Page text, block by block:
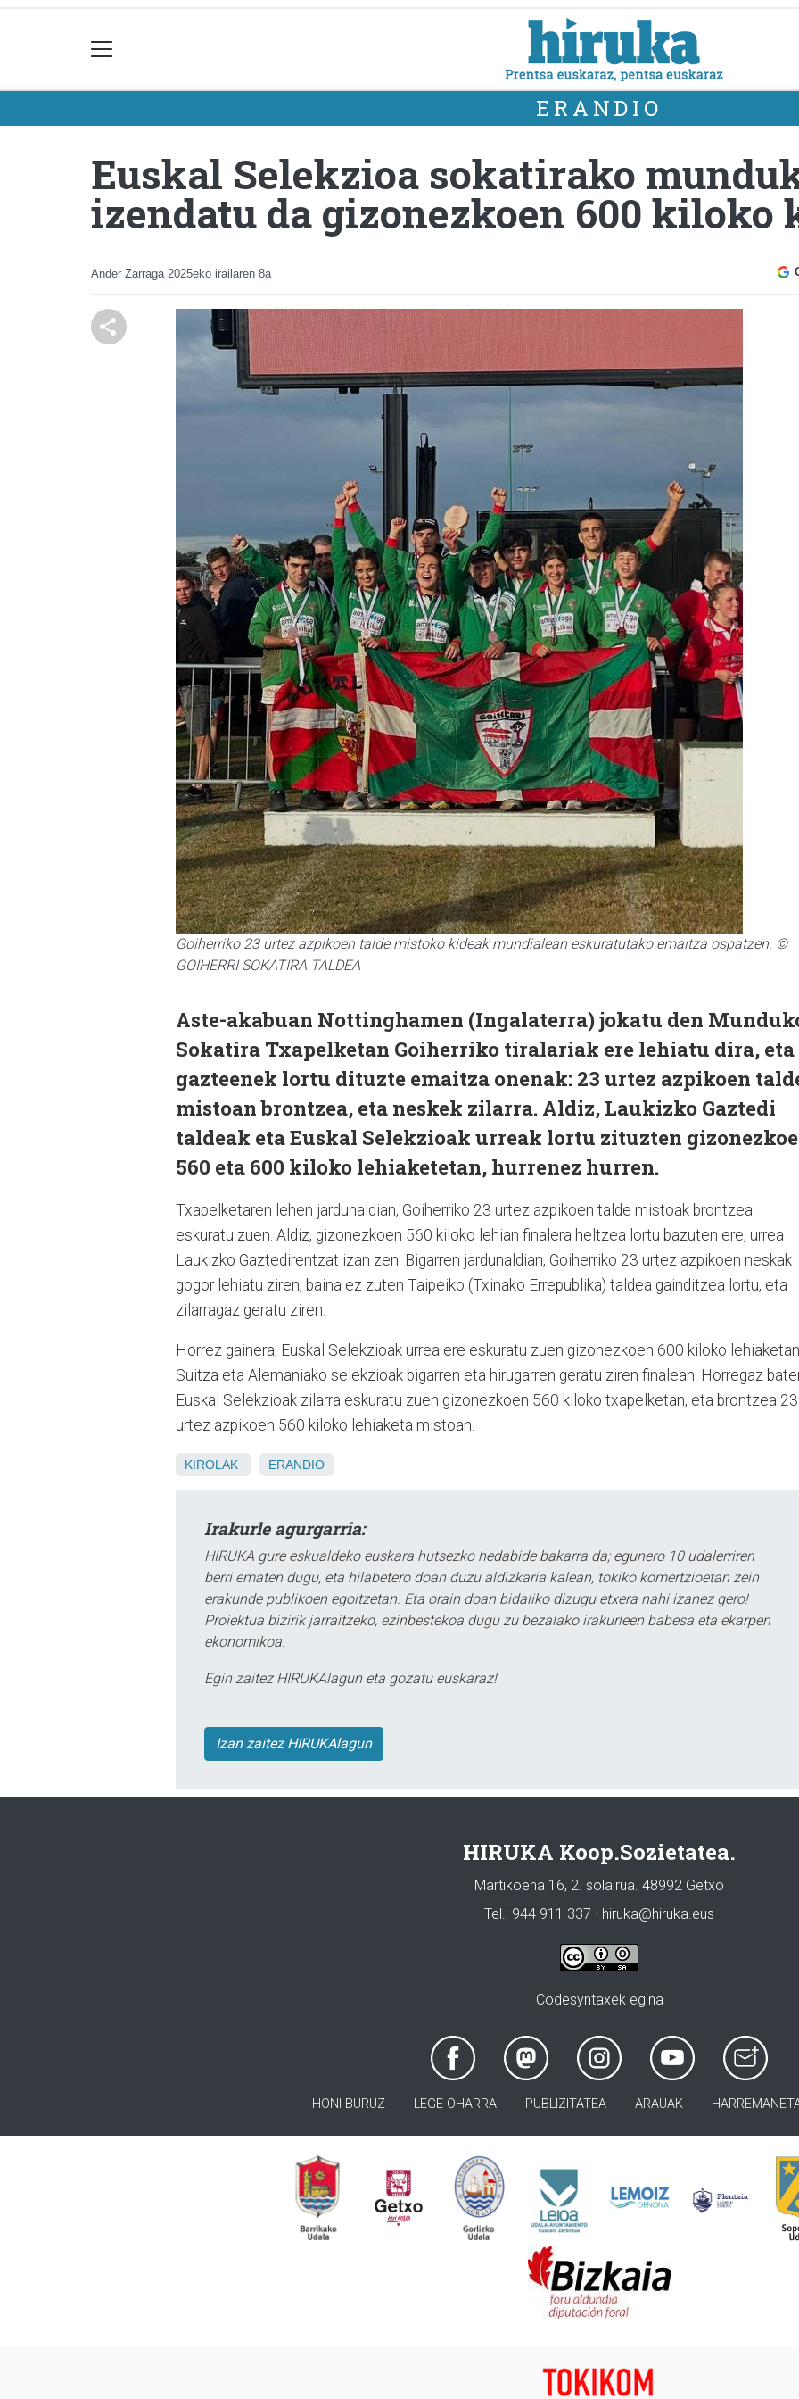
ERANDIO
Euskal Selekzioa sokatirako
izendatu da gizonezkoen 600 kiloko
Ander Zarraga 2025eko irailaren 8a
Goiherriko 23 urtez azpikoen talde mistoko kideak mundialean eskuratutako emaitza ospatzen. ©
GOIHERRI SOKATIRA TALDEA
Aste-akabuan Nottinghamen (Ingalaterra) jokatu den
Sokatira Txapelketan Goiherriko tiralariak ere lehiatu dira, eta
gazteenek lortu dituzte emaitza onenak: 23 urtez azpikoen
mistoan brontzea, eta neskek zilarra. Aldiz, Laukizko Gaztedi
taldeak eta Euskal Selekzioak urreak lortu zituzten
560 eta 600 kiloko lehiaketetan, hurrenez hurren.
Txapelketaren lehen jardunaldian, Goiherriko 23 urtez azpikoen talde mistoak brontzea
eskuratu zuen. Aldiz, gizonezkoen 560 kiloko lehian finalera heltzea lortu bazuten ere, urrea
Laukizko Gaztedirentzat izan zen. Bigarren jardunaldian, Goiherriko 23 urtez azpikoen neskak
gogor lehiatu ziren, baina ez zuten Taipeiko (Txinako Errepublika) taldea gainditzea lortu, eta
zilarragaz geratu ziren.
Horrez gainera, Euskal Selekzioak urrea ere eskuratu zuen gizonezkoen 600 kiloko
Suitza eta Alemaniako selekzioak bigarren eta hirugarren geratu ziren finalean. Horregaz
Euskal Selekzioak zilarra eskuratu zuen gizonezkoen 560 kiloko txapelketan, eta brontzea 23
urtez azpikoen 560 kiloko lehiaketa mistoan.
KIROLAK ERANDIO
Irakurle agurgarria:
HIRUKA gure eskualdeko euskara hutsezko hedabide bakarra da; egunero 10 udalerriren
berri ematen dugu, eta hilabetero doan duzu aldizkaria kalean, tokiko komertzioetan zein
erakunde publikoen egoitzetan. Eta orain doan bidaliko dizugu etxera nahi izanez gero!
Proiektua bizirik jarraitzeko, ezinbestekoa dugu zu bezalako irakurleen babesa eta ekarpen
ekonomikoa.
Egin zaitez HIRUKAlagun eta gozatu euskaraz!
Izan zaitez HIRUKAlagun
HIRUKA Koop.Sozietatea.
Martikoena 16, 2. solairua. 48992 Getxo
Tel.: 944 911 337 · hiruka@hiruka.eus
Codesyntaxek egina
HONI BURUZ LEGE OHARRA PUBLIZITATEA ARAUAK